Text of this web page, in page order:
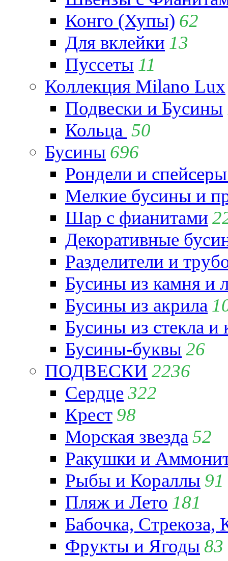
Конго (Хупы) 62
Для вклейки 13
Пуссеты 11
Коллекция Milano Lux
Подвески и Бусины
Кольца 50
Бусины 696
Рондели и
Мелкие бусины и
Шар с фианитами
Декоративные
Разделители и
Бусины из камня и
Бусины из акрила
Бусины из стекла и
Бусины-буквы 26
ПОДВЕСКИ 2236
Сердце322
Крест 98
Морская звезда 52
Ракушки и
Рыбы и Кораллы 91
Пляж и Лето 181
Бабочка,
Фрукты и Ягоды 83